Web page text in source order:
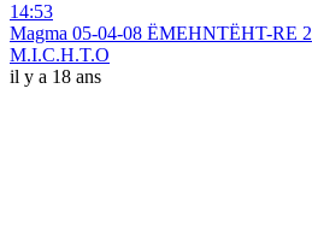
14:53
Magma 05-04-08 ËMEHNTËHT-RE 2
M.I.C.H.T.O
il y a 18 ans